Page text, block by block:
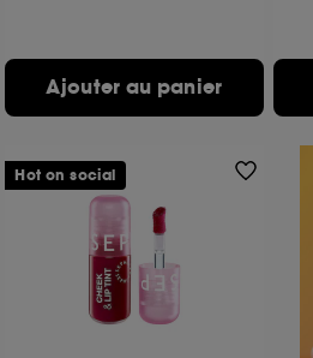
Ajouter au panier
Hot on social